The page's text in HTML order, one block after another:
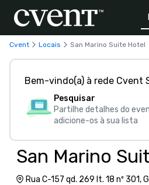
Cvent Locais San Marino Suite Hotel
Bem-vindo(a) à rede Cvent
Pesquisar
Partilhe detalhes do
adicione-os à sua lista
San Marino
Rua C-157 qd. 269 lt. 18 nº 301,